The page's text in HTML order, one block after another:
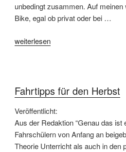
unbedingt zusammen. Auf meinen
Bike, egal ob privat oder bei …
„TasteTwelve
beides
heißt
geniessen“
weiterlesen
Fahrtipps für den Herbst
Veröffentlicht:
Aus der Redaktion “Genau das ist
Fahrschülern von Anfang an
Theorie Unterricht als auch in den